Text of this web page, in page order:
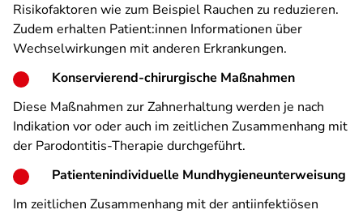
Risikofaktoren wie zum Beispiel Rauchen zu reduzieren.
Zudem erhalten Patient:innen Informationen über
Wechselwirkungen mit anderen Erkrankungen.
Konservierend-chirurgische Maßnahmen
Diese Maßnahmen zur Zahnerhaltung werden je nach
Indikation vor oder auch im zeitlichen Zusammenhang mit
der Parodontitis-Therapie durchgeführt.
Patientenindividuelle Mundhygieneunterweisung
Im zeitlichen Zusammenhang mit der antiinfektiösen